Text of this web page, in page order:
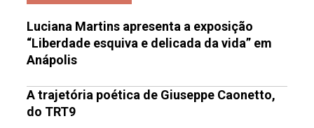
Luciana Martins apresenta a exposição
“Liberdade esquiva e delicada da vida” em
Anápolis
A trajetória poética de Giuseppe Caonetto,
do TRT9